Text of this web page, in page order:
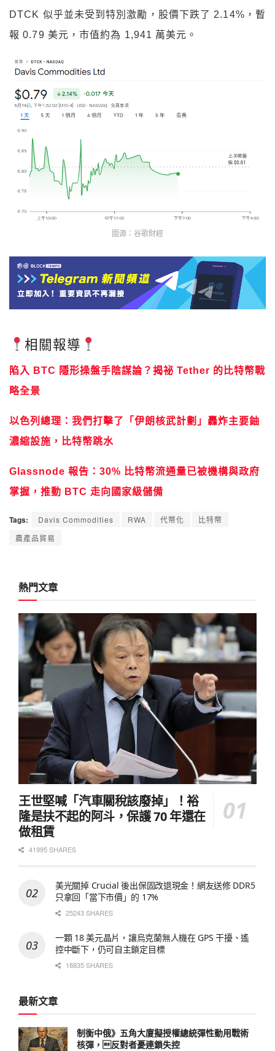
DTCK 似乎並未受到特別激勵，股價下跌了 2.14%，暫
報 0.79 美元，市值約為 1,941 萬美元。
圖源：谷歌財經
相關報導
陷入 BTC 隱形操盤手陰謀論？揭祕 Tether 的比特幣戰
略全景
以色列總理：我們打擊了「伊朗核武計劃」轟炸主要鈾
濃縮設施，比特幣跳水
Glassnode 報告：30% 比特幣流通量已被機構與政府
掌握，推動 BTC 走向國家級儲備
Tags: Davis Commodities RWA 代幣化
比特幣
農產品貿易
熱門文章
王世堅喊「汽車關稅該廢掉」！裕
隆是扶不起的阿斗，保護 70 年還在
做租賃
41995 SHARES
美光關掉 Crucial 後出保固改退現金！網友送修 DDR5
只拿回「當下市價」的 17%
25243 SHARES
一顆 18 美元晶片，讓烏克蘭無人機在 GPS 干擾、遙
控中斷下，仍可自主鎖定目標
18835 SHARES
最新文章
制衡中俄》五角大廈擬授權總統彈性動用戰術
核彈，反對者憂連鎖失控